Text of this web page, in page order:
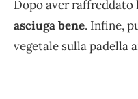
Dopo aver raffreddato
asciuga bene. Infine,
vegetale sulla padella